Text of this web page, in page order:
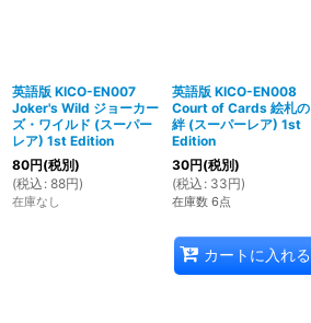
英語版 KICO-EN007
Joker's Wild ジョーカー
ズ・ワイルド (スーパー
レア) 1st Edition
80円(税別)
(税込 : 88円)
在庫なし
英語版 KICO-EN008
Court of Cards 絵札の
絆 (スーパーレア) 1st
Edition
30円(税別)
(税込 : 33円)
在庫数 6点
カートに入れる